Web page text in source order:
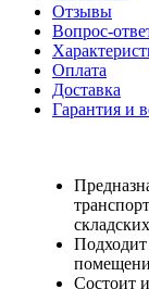
Отзывы
Вопрос-
Оплата
Доставка
Гарантия и
Подходит
Состоит